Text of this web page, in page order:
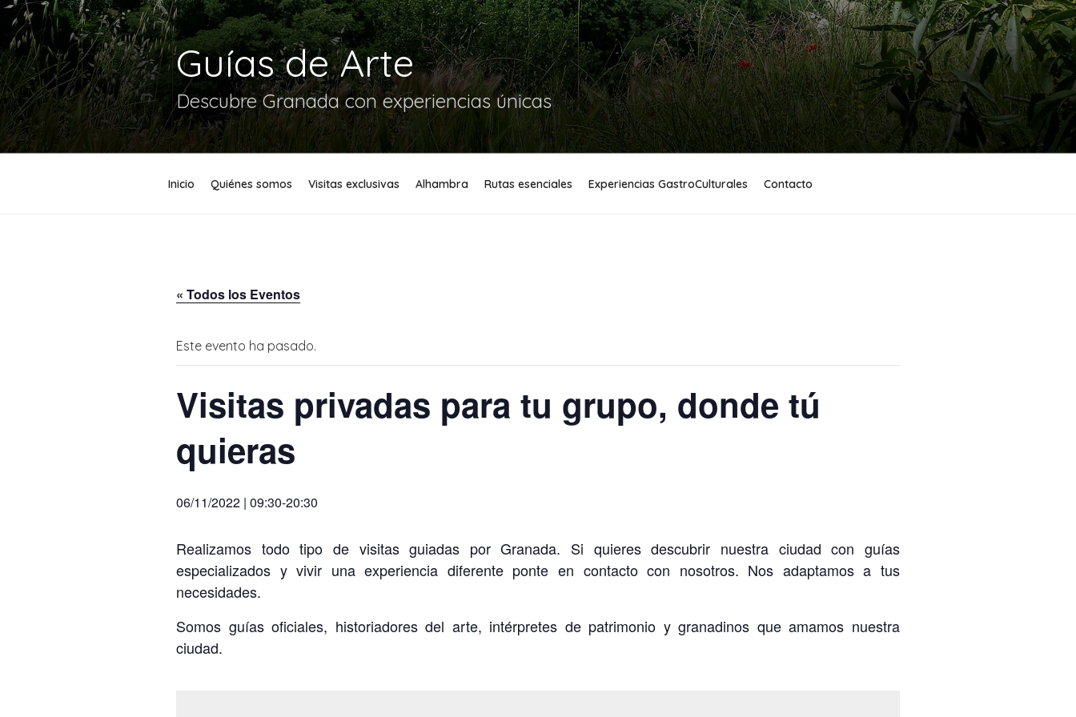
Guías de Arte
Descubre Granada con experiencias únicas
Inicio Quiénes somos Visitas exclusivas Alhambra Rutas esenciales Experiencias GastroCulturales Contacto
« Todos los Eventos
Este evento ha pasado.
Visitas privadas para tu grupo, donde tú
quieras
06/11/2022 | 09:30-20:30
Realizamos todo tipo de visitas guiadas por Granada. Si quieres descubrir nuestra ciudad con guías
especializados y vivir una experiencia diferente ponte en contacto con nosotros. Nos adaptamos a tus
necesidades.
Somos guías oficiales, historiadores del arte, intérpretes de patrimonio y granadinos que amamos nuestra
ciudad.